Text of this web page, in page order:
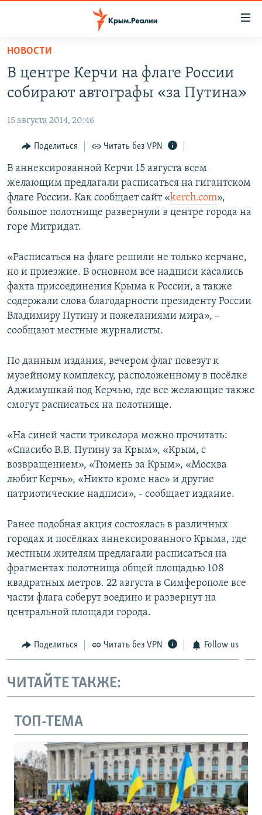
Вернуться
основному
содержанию
Вернутся
навигации
Вернутся
поиску
СПЕЦПРОЕКТЫ
КАРТА ВОЕННЫХ ОБЪЕКТОВ КРЫМА
11 ЛЕТ ОККУПАЦИИ КРЫМА. 11 ИСТОРИЙ СОПРОТИВЛЕНИЯ
ИСТОРИЯ
ЕЩЕ
ИНТЕРАКТИВ
ИНФОГРАФИКА
ТЕЛЕПРОЕКТ КРЫМ.РЕАЛИИ
СОВЕТЫ ПРАВОЗАЩИТНИКОВ
ПРОПАВШИЕ БЕЗ ВЕСТИ
ПОБЕДИТЕЛЕЙ НЕ СУДЯТ?
КРЫМ.НЕПОКОРЕННЫЙ
ELIFBE
УКРАИНСКАЯ ПРОБЛЕМА КРЫМА
РАДІО СВОБОДА
КАК ОБОЙТИ БЛОКИРОВКУ
Українською
ПРИСОЕДИНЯЙТЕСЬ!
НОВОСТИ
В центре Керчи на флаге России
собирают автографы «за Путина»
15 августа 2014, 20:46
Поделиться Читать без VPN
В аннексированной Керчи 15 августа всем
желающим предлагали расписаться на гигантском
флаге России. Как сообщает сайт «kerch.com»,
большое полотнище развернули в центре города на
горе Митридат.
«Расписаться на флаге решили не только керчане,
но и приезжие. В основном все надписи касались
факта присоединения Крыма к России, а также
содержали слова благодарности президенту России
Владимиру Путину и пожеланиями мира», –
сообщают местные журналисты.
По данным издания, вечером флаг повезут к
музейному комплексу, расположенному в посёлке
Аджимушкай под Керчью, где все желающие также
смогут расписаться на полотнище.
«На синей части триколора можно прочитать:
«Спасибо В.В. Путину за Крым», «Крым, с
возвращением», «Тюмень за Крым», «Москва
любит Керчь», «Никто кроме нас» и другие
патриотические надписи», - сообщает издание.
Ранее подобная акция состоялась в различных
городах и посёлках аннексированного Крыма, где
местным жителям предлагали расписаться на
фрагментах полотнища общей площадью 108
квадратных метров. 22 августа в Симферополе все
части флага соберут воедино и развернут на
центральной площади города.
Поделиться Читать без VPN Follow us
ЧИТАЙТЕ ТАКЖЕ:
ТОП-ТЕМА